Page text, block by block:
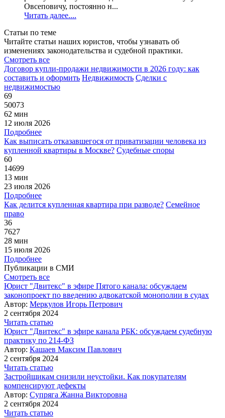
Овсеповичу, постоянно н...
Читать далее....
Статьи по теме
Читайте статьи наших юристов, чтобы узнавать об
изменениях законодательства и судебной практики.
Смотреть все
Договор купли-продажи недвижимости в 2026 году: как
составить и оформить Недвижимость Сделки с
недвижимостью
69
50073
62 мин
12 июля 2026
Подробнее
Как выписать отказавшегося от приватизации человека из
купленной квартиры в Москве? Судебные споры
60
14699
13 мин
23 июля 2026
Подробнее
Как делится купленная квартира при разводе? Семейное
право
36
7627
28 мин
15 июля 2026
Подробнее
Публикации в СМИ
Смотреть все
Юрист "Двитекс" в эфире Пятого канала: обсуждаем
законопроект по введению адвокатской монополии в судах
Автор: Меркулов Игорь Петрович
2 сентября 2024
Читать статью
Юрист "Двитекс" в эфире канала РБК: обсуждаем судебную
практику по 214-ФЗ
Автор: Кашаев Максим Павлович
2 сентября 2024
Читать статью
Застройщикам снизили неустойки. Как покупателям
компенсируют дефекты
Автор: Супряга Жанна Викторовна
2 сентября 2024
Читать статью